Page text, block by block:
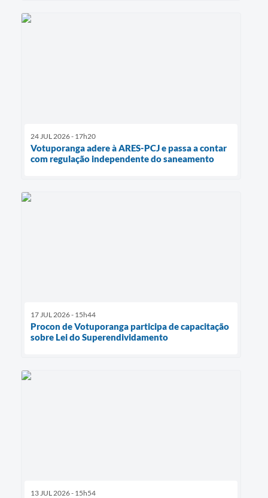
24 JUL 2026 - 17h20
Votuporanga adere à ARES-PCJ e passa a contar
com regulação independente do saneamento
17 JUL 2026 - 15h44
Procon de Votuporanga participa de capacitação
sobre Lei do Superendividamento
13 JUL 2026 - 15h54